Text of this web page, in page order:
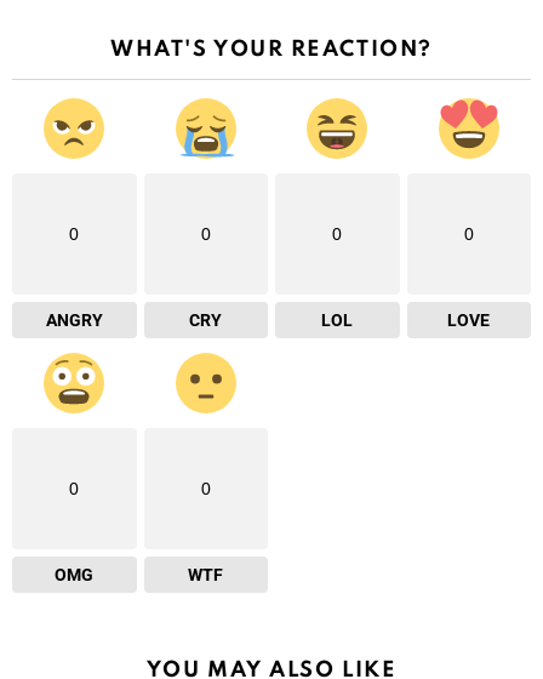
WHAT'S YOUR REACTION?
0
ANGRY
0
CRY
0
LOL
0
LOVE
0
OMG
0
WTF
YOU MAY ALSO LIKE